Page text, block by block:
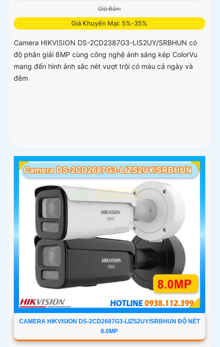
Giá Bán:
Giá Khuyến Mại: 5%-35%
Camera HIKVISION DS-2CD2387G3-LIS2UY/SRBHUN có
độ phân giải 8MP cùng công nghệ ánh sáng kép ColorVu
mang đến hình ảnh sắc nét vượt trội có màu cả ngày và
đêm
CAMERA HIKVISION DS-2CD2687G3-LIZS2UY/SRBHUN ĐỘ NÉT
8.0MP